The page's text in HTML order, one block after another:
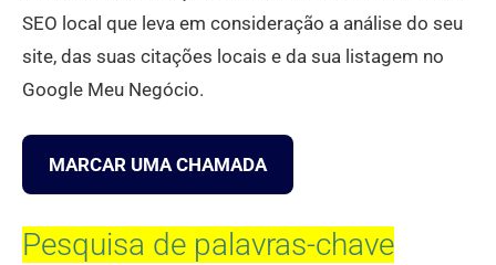
SEO local que leva em consideração a análise do seu
site, das suas citações locais e da sua listagem no
Google Meu Negócio.
MARCAR UMA CHAMADA
Pesquisa de palavras-chave